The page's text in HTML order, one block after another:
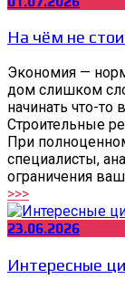
На чём не
Экономия —
дом слишком
начинать что-то
Строительные
При
специалисты,
ограничения
>>>
23.06.2026
Интересные